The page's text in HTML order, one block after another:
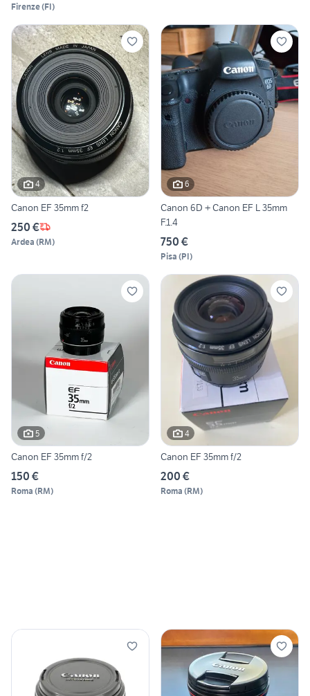
Firenze(FI)
4
Canon EF 35mm f2
250 €
Ardea (RM)
6
Canon 6D + Canon EF L 35mm
F.1.4
750 €
Pisa (PI)
5
Canon EF 35mm f/2
150 €
Roma (RM)
4
Canon EF 35mm f/2
200 €
Roma (RM)